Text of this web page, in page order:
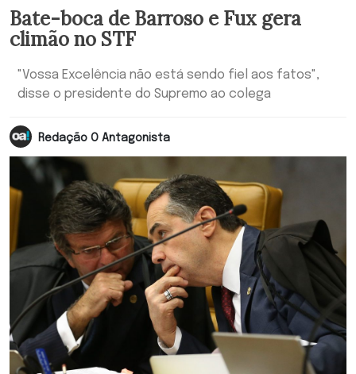
Bate-boca de Barroso e Fux gera
climão no STF
"Vossa Excelência não está sendo fiel aos fatos",
disse o presidente do Supremo ao colega
Redação O Antagonista